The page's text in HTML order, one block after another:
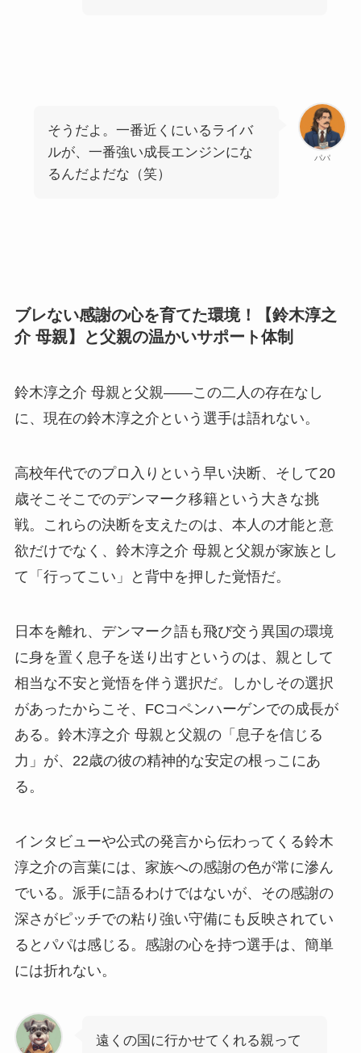
パパ
そうだよ。一番近くにいるライバ
ルが、一番強い成長エンジンにな
るんだよだな（笑）
ブレない感謝の心を育てた環境！【鈴木淳之
介 母親】と父親の温かいサポート体制
鈴木淳之介 母親と父親——この二人の存在なし
に、現在の鈴木淳之介という選手は語れない。
高校年代でのプロ入りという早い決断、そして20
歳そこそこでのデンマーク移籍という大きな挑
戦。これらの決断を支えたのは、本人の才能と意
欲だけでなく、鈴木淳之介 母親と父親が家族とし
て「行ってこい」と背中を押した覚悟だ。
日本を離れ、デンマーク語も飛び交う異国の環境
に身を置く息子を送り出すというのは、親として
相当な不安と覚悟を伴う選択だ。しかしその選択
があったからこそ、FCコペンハーゲンでの成長が
ある。鈴木淳之介 母親と父親の「息子を信じる
力」が、22歳の彼の精神的な安定の根っこにあ
る。
インタビューや公式の発言から伝わってくる鈴木
淳之介の言葉には、家族への感謝の色が常に滲ん
でいる。派手に語るわけではないが、その感謝の
深さがピッチでの粘り強い守備にも反映されてい
るとパパは感じる。感謝の心を持つ選手は、簡単
には折れない。
遠くの国に行かせてくれる親って